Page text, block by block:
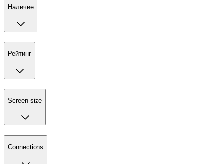
Наличие
Рейтинг
Screen size
Connections